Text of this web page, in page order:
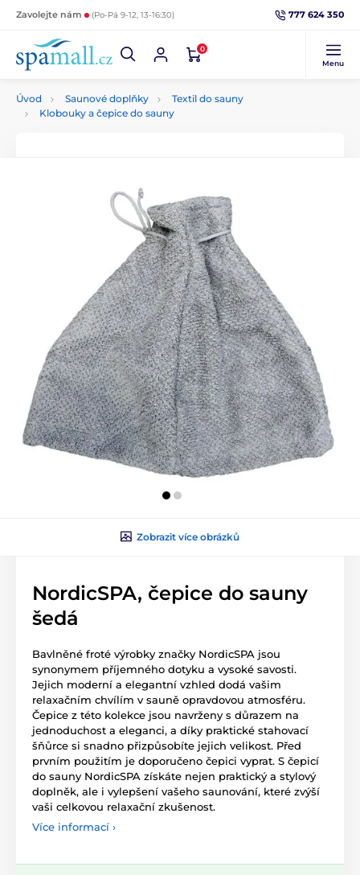
Zavolejte nám (Po-Pá 9-12, 13-16:30) 777 624 350
0
Menu
Úvod Saunové doplňky
Textil do sauny
Klobouky a čepice do sauny
Zobrazit více obrázků
NordicSPA, čepice do sauny
šedá
Bavlněné froté výrobky značky NordicSPA jsou
synonymem příjemného dotyku a vysoké savosti.
Jejich moderní a elegantní vzhled dodá vašim
relaxačním chvílím v sauně opravdovou atmosféru.
Čepice z této kolekce jsou navrženy s důrazem na
jednoduchost a eleganci, a díky praktické stahovací
šňůrce si snadno přizpůsobíte jejich velikost. Před
prvním použitím je doporučeno čepici vyprat. S čepicí
do sauny NordicSPA získáte nejen praktický a stylový
doplněk, ale i vylepšení vašeho saunování, které zvýší
vaši celkovou relaxační zkušenost.
Více informací ›